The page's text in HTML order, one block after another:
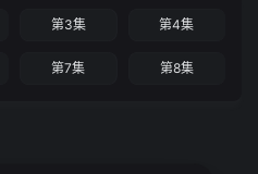
第3集 第4集
第7集 第8集